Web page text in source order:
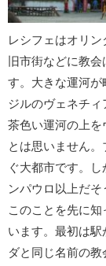
レシフェはオリン
旧市街などに教
す。大きな運河
ジルのヴェネチィ
茶色い運河の上
とは思いません
ぐ大都市です。
ンパウロ以上だそ
このことを先に
います。最初は駅
ダと同じ名前の